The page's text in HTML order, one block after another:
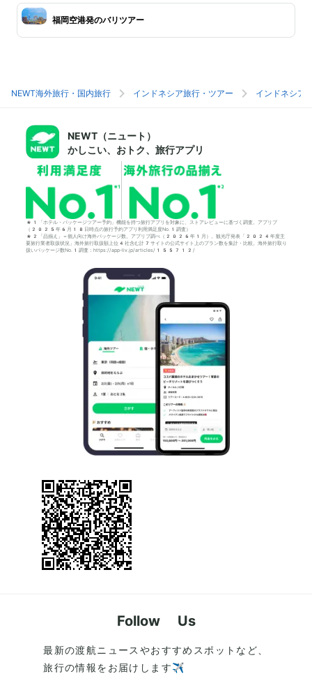
福岡空港発のバリツアー
NEWT海外旅行・国内旅行 インドネシア旅行・ツアー インドネシア
NEWT（ニュート）
かしこい、おトク、旅行アプリ
*1「ホテル・パッケージツアー予約」機能を持つ旅行アプリを対象に、ストアレビューに基づく調査。アプリブ
（2025年6月18日時点の旅行予約アプリ利用満足度No.1調査）
*2「品揃え」＝個人向け海外パッケージ数。アプリブ調べ（2026年1月）。観光庁発表「2024年度主
要旅行業者取扱状況」海外旅行取扱額上位4社含む計7サイトの公式サイト上のプラン数を集計・比較。海外旅行取り
扱いパッケージ数No.1調査：https://app-liv.jp/articles/155712/
Follow Us
最新の渡航ニュースやおすすめスポットなど、
旅行の情報をお届けします✈️